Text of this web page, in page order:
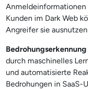
Kunden im Dark Web
Angreifer sie
durch maschinelles
und automatisierte
Bedrohungen in SaaS-